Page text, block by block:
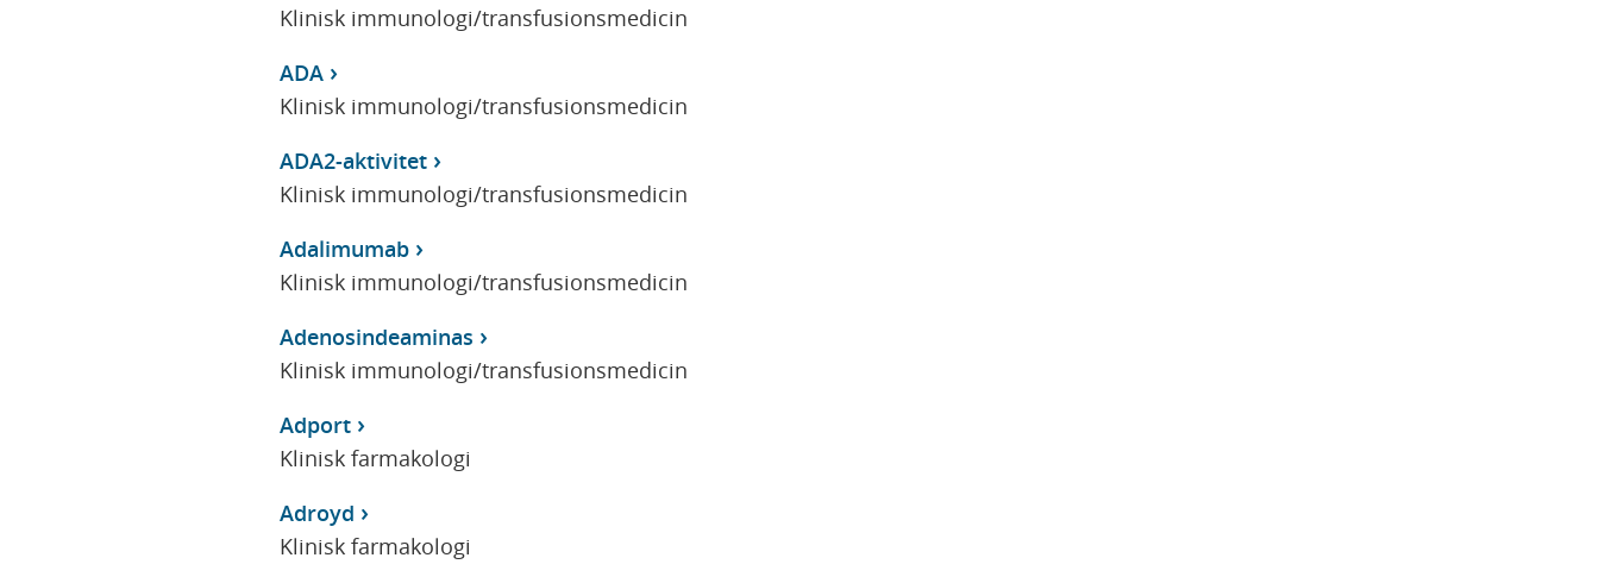
Klinisk immunologi/transfusionsmedicin
ADA
Klinisk immunologi/transfusionsmedicin
ADA2-aktivitet
Klinisk immunologi/transfusionsmedicin
Adalimumab
Klinisk immunologi/transfusionsmedicin
Adenosindeaminas
Klinisk immunologi/transfusionsmedicin
Adport
Klinisk farmakologi
Adroyd
Klinisk farmakologi